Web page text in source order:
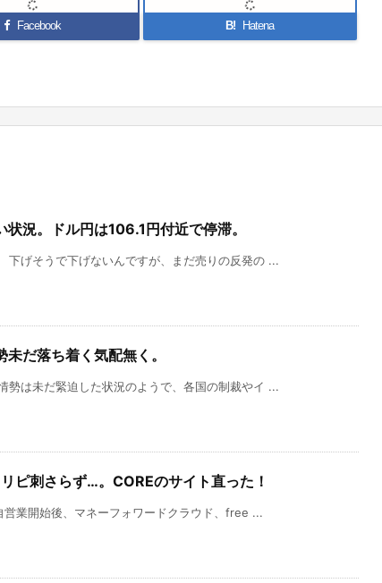
Facebook B! Hatena
況。ドル円は106.1円付近で停滞。
下げそうで下げないんですが、まだ売りの反発の ...
だ落ち着く気配無く。
勢は未だ緊迫した状況のようで、各国の制裁やイ ...
ピ刺さらず…。COREのサイト直った！
業開始後、マネーフォワードクラウド、free ...